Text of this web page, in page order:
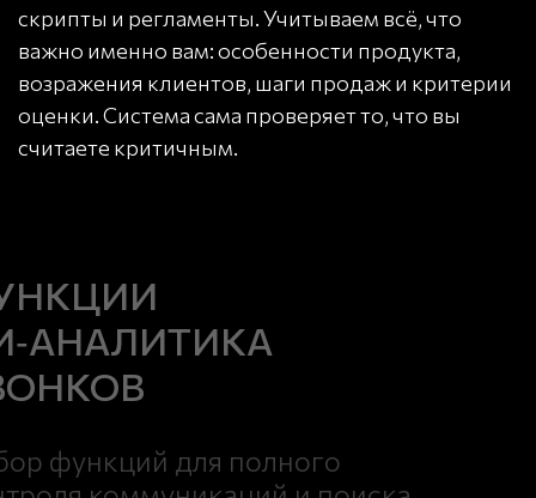
скрипты и регламенты. Учитываем всё, что
важно именно вам: особенности продукта,
возражения клиентов, шаги продаж и критерии
оценки. Система сама проверяет то, что вы
считаете критичным.
функций для полного